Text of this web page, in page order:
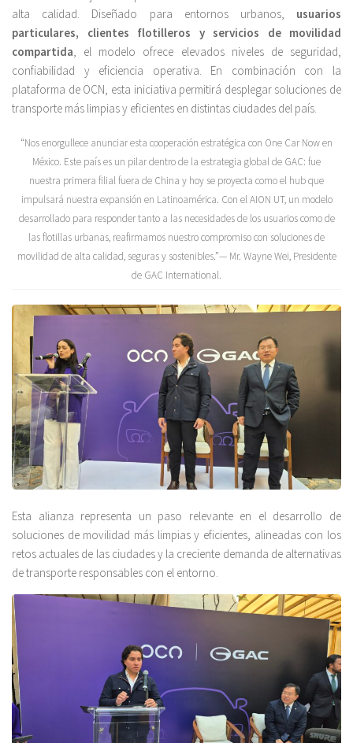
alta calidad. Diseñado para entornos urbanos, usuarios
particulares, clientes flotilleros y servicios de movilidad
compartida , el modelo ofrece elevados niveles de seguridad,
confiabilidad y eficiencia operativa. En combinación con la
plataforma de OCN, esta iniciativa permitirá desplegar soluciones de
transporte más limpias y eficientes en distintas ciudades del país.
“Nos enorgullece anunciar esta cooperación estratégica con One Car Now en
México. Este país es un pilar dentro de la estrategia global de GAC: fue
nuestra primera filial fuera de China y hoy se proyecta como el hub que
impulsará nuestra expansión en Latinoamérica. Con el AION UT, un modelo
desarrollado para responder tanto a las necesidades de los usuarios como de
las flotillas urbanas, reafirmamos nuestro compromiso con soluciones de
movilidad de alta calidad, seguras y sostenibles.”— Mr. Wayne Wei, Presidente
de GAC International.
Esta alianza representa un paso relevante en el desarrollo de
soluciones de movilidad más limpias y eficientes, alineadas con los
retos actuales de las ciudades y la creciente demanda de alternativas
de transporte responsables con el entorno.